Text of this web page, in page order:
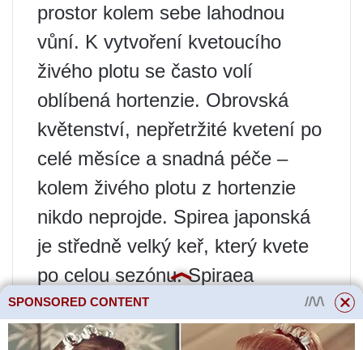
prostor kolem sebe lahodnou
vůní. K vytvoření kvetoucího
živého plotu se často volí
oblíbená hortenzie. Obrovská
květenství, nepřetržité kvetení po
celé měsíce a snadná péče –
kolem živého plotu z hortenzie
nikdo neprojde. Spirea japonská
je středně velký keř, který kvete
po celou sezónu. Spiraea
zasazená v řadě vypadá velmi
jemně a úhledně. Květy mohou
SPONSORED CONTENT